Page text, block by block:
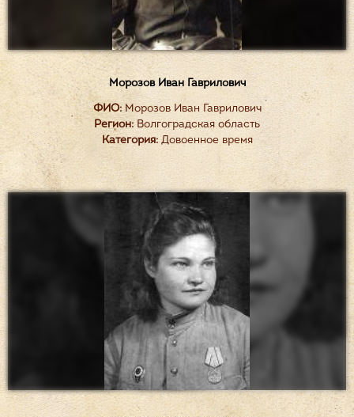
Морозов Иван Гаврилович
ФИО:Морозов Иван Гаврилович
Регион: Волгоградская область
Категория:Довоенное время